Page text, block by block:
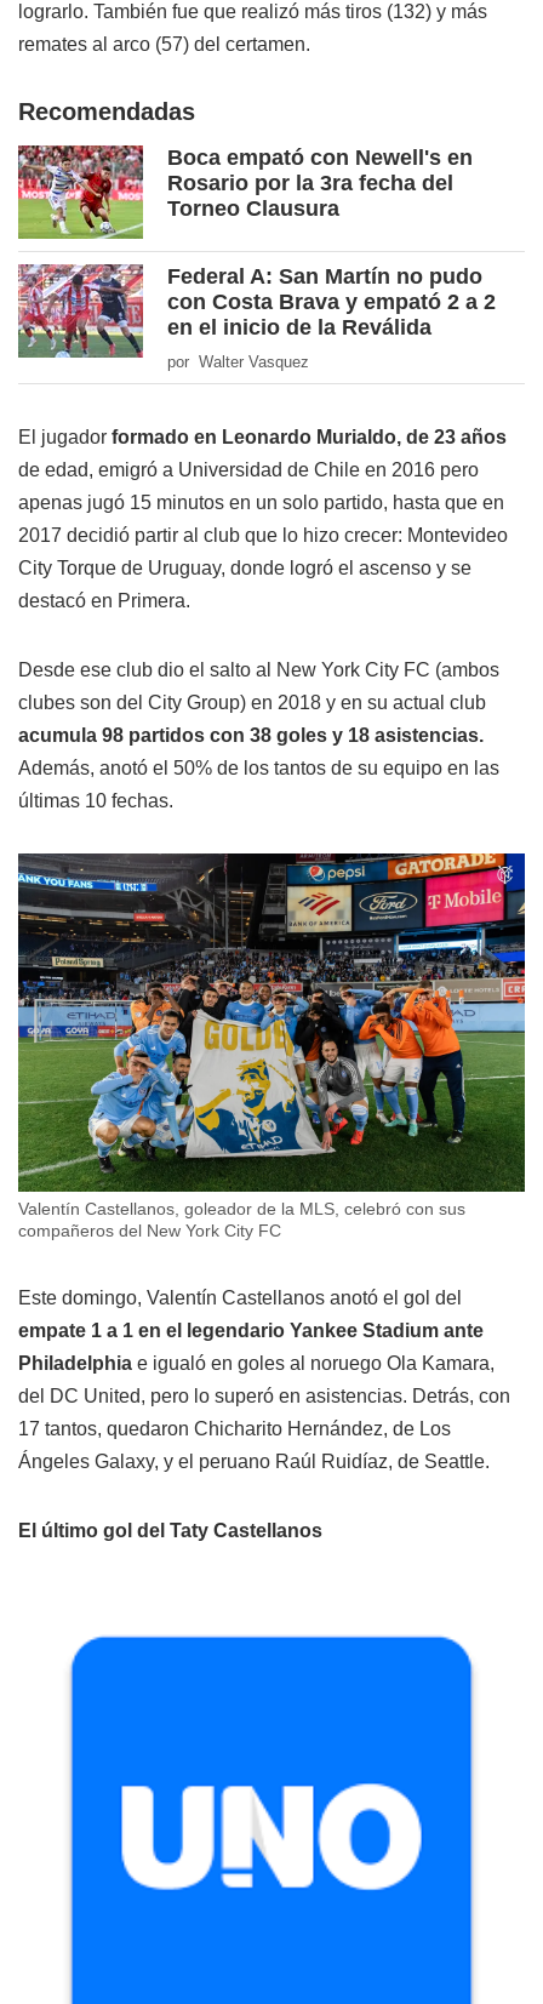
lograrlo. También fue que realizó más tiros (132) y más
remates al arco (57) del certamen.
Recomendadas
Boca empató con Newell's en
Rosario por la 3ra fecha del
Torneo Clausura
Federal A: San Martín no pudo
con Costa Brava y empató 2 a 2
en el inicio de la Reválida
por Walter Vasquez
El jugador formado en Leonardo Murialdo, de 23 años
de edad, emigró a Universidad de Chile en 2016 pero
apenas jugó 15 minutos en un solo partido, hasta que en
2017 decidió partir al club que lo hizo crecer: Montevideo
City Torque de Uruguay, donde logró el ascenso y se
destacó en Primera.
Desde ese club dio el salto al New York City FC (ambos
clubes son del City Group) en 2018 y en su actual club
acumula 98 partidos con 38 goles y 18 asistencias.
Además, anotó el 50% de los tantos de su equipo en las
últimas 10 fechas.
Valentín Castellanos, goleador de la MLS, celebró con sus
compañeros del New York City FC
Este domingo, Valentín Castellanos anotó el gol del
empate 1 a 1 en el legendario Yankee Stadium ante
Philadelphia e igualó en goles al noruego Ola Kamara,
del DC United, pero lo superó en asistencias. Detrás, con
17 tantos, quedaron Chicharito Hernández, de Los
Ángeles Galaxy, y el peruano Raúl Ruidíaz, de Seattle.
El último gol del Taty Castellanos